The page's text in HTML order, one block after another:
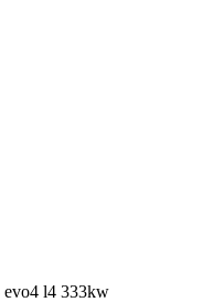
evo4 l4 333kw